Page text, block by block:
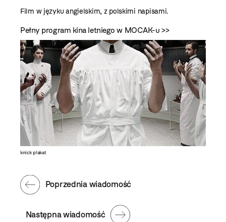
Film w języku angielskim, z polskimi napisami.
Pełny program kina letniego w MOCAK-u >>
knick plakat
Następna wiadomość
Poprzednia wiadomość